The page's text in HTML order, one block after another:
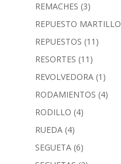
REMACHES (3)
REPUESTO MARTILLO
REPUESTOS (11)
RESORTES (11)
REVOLVEDORA (1)
RODAMIENTOS (4)
RODILLO (4)
RUEDA (4)
SEGUETA (6)